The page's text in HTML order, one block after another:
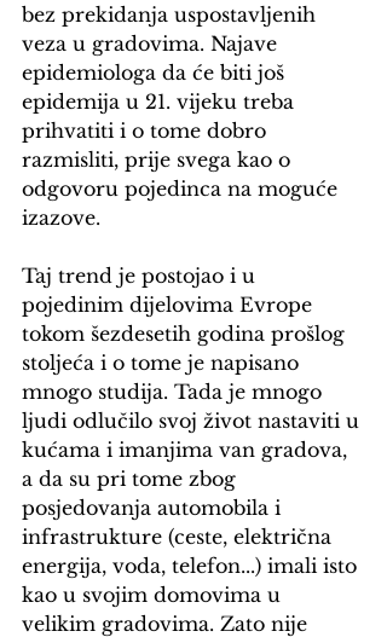
bez prekidanja uspostavljenih
veza u gradovima. Najave
epidemiologa da će biti još
epidemija u 21. vijeku treba
prihvatiti i o tome dobro
razmisliti, prije svega kao o
odgovoru pojedinca na moguće
izazove.
Taj trend je postojao i u
pojedinim dijelovima Evrope
tokom šezdesetih godina prošlog
stoljeća i o tome je napisano
mnogo studija. Tada je mnogo
ljudi odlučilo svoj život nastaviti u
kućama i imanjima van gradova,
a da su pri tome zbog
posjedovanja automobila i
infrastrukture (ceste, električna
energija, voda, telefon...) imali isto
kao u svojim domovima u
velikim gradovima. Zato nije